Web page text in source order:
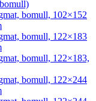
bomull, 102×152
bomull, 122×183
bomull, 122×183,
bomull, 122×244